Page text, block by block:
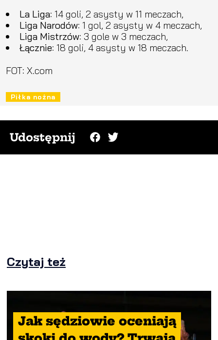
La Liga: 14 goli, 2 asysty w 11 meczach,
Liga Narodów: 1 gol, 2 asysty w 4 meczach,
Liga Mistrzów: 3 gole w 3 meczach,
Łącznie: 18 goli, 4 asysty w 18 meczach.
FOT: X.com
Piłka nożna
Udostępnij
Czytaj też
Jak sędziowie oceniają